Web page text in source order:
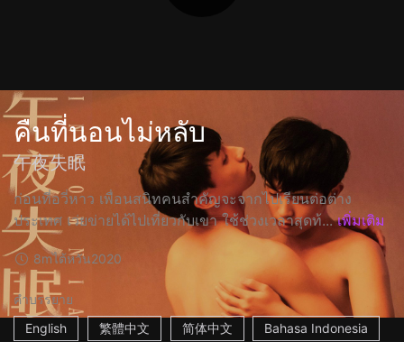
คืนที่นอนไม่หลับ
午夜失眠
ก่อนที่อวี่หาว เพื่อนสนิทคนสำคัญจะจากไปเรียนต่อต่าง
ประเทศ เว่ยข่ายได้ไปเที่ยวกับเขา ใช้ช่วงเวลาสุดท้... เพิ่มเติม
8mไต้หวัน2020
คำบรรยาย
English
繁體中文 简体中文 Bahasa Indonesia